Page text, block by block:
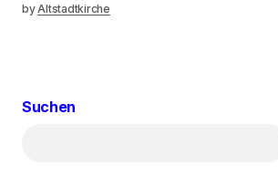
byAltstadtkirche
Suchen